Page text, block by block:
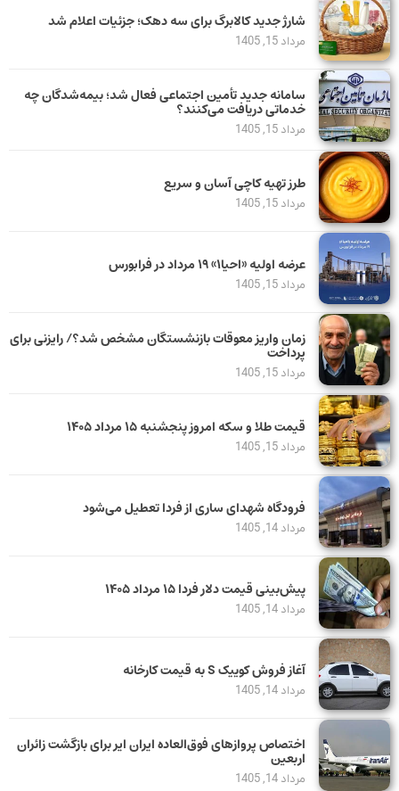
شارژ جدید کالابرگ برای سه دهک؛ جزئیات اعلام شد
مرداد 15, 1405
سامانه جدید تأمین اجتماعی فعال شد؛ بیمه‌شدگان چه
خدماتی دریافت می‌کنند؟
مرداد 15, 1405
طرز تهیه کاچی آسان و سریع
مرداد 15, 1405
عرضه اولیه «احیا۱» ۱۹ مرداد در فرابورس
مرداد 15, 1405
زمان واریز معوقات بازنشستگان مشخص شد؟/ رایزنی برای
پرداخت
مرداد 15, 1405
قیمت طلا و سکه امروز پنجشنبه ۱۵ مرداد ۱۴۰۵
مرداد 15, 1405
فرودگاه شهدای ساری از فردا تعطیل می‌شود
مرداد 14, 1405
پیش‌بینی قیمت دلار فردا ۱۵ مرداد ۱۴۰۵
مرداد 14, 1405
آغاز فروش کوییک S به قیمت کارخانه
مرداد 14, 1405
اختصاص پروازهای فوق‌العاده ایران ایر برای بازگشت زائران
اربعین
مرداد 14, 1405